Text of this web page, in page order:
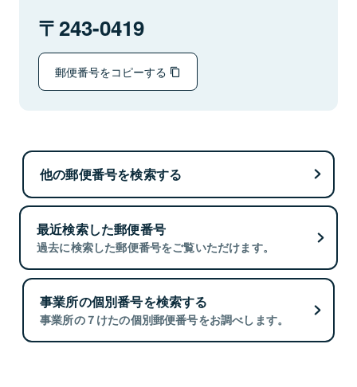
243-0419
郵便番号をコピーする
他の郵便番号を検索する
最近検索した郵便番号
過去に検索した郵便番号をご覧いただけます。
事業所の個別番号を検索する
事業所の７けたの個別郵便番号をお調べします。